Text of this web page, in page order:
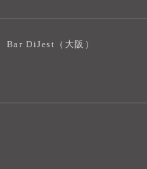
Bar DiJest（大阪）